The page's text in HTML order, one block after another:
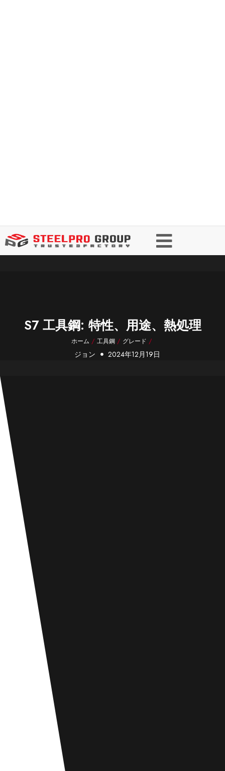
S7 工具鋼: 特性、用途、熱処理
ホーム / 工具鋼/ グレード /
ジョン 2024年12月19日